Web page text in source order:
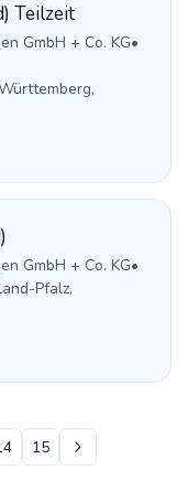
Teilzeit
GmbH + Co. KG•
GmbH + Co. KG•
Pfalz,
15